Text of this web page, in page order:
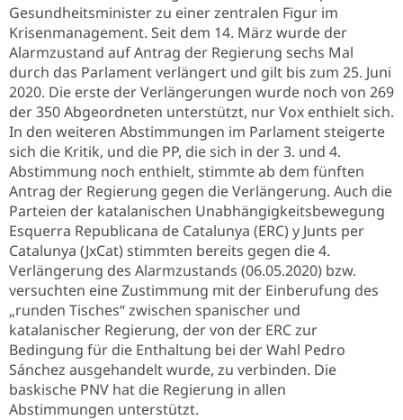
Gesundheitsminister zu einer zentralen Figur im
Krisenmanagement. Seit dem 14. März wurde der
Alarmzustand auf Antrag der Regierung sechs Mal
durch das Parlament verlängert und gilt bis zum 25. Juni
2020. Die erste der Verlängerungen wurde noch von 269
der 350 Abgeordneten unterstützt, nur Vox enthielt sich.
In den weiteren Abstimmungen im Parlament steigerte
sich die Kritik, und die PP, die sich in der 3. und 4.
Abstimmung noch enthielt, stimmte ab dem fünften
Antrag der Regierung gegen die Verlängerung. Auch die
Parteien der katalanischen Unabhängigkeitsbewegung
Esquerra Republicana de Catalunya (ERC) y Junts per
Catalunya (JxCat) stimmten bereits gegen die 4.
Verlängerung des Alarmzustands (06.05.2020) bzw.
versuchten eine Zustimmung mit der Einberufung des
„runden Tisches“ zwischen spanischer und
katalanischer Regierung, der von der ERC zur
Bedingung für die Enthaltung bei der Wahl Pedro
Sánchez ausgehandelt wurde, zu verbinden. Die
baskische PNV hat die Regierung in allen
Abstimmungen unterstützt.